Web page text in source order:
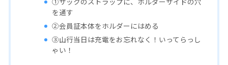
を通す
②会員証本体をホルダーにはめる
③山行当日は充電をお忘れなく！いってらっし
ゃい！